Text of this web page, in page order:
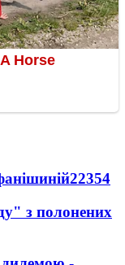
22354
з полонених